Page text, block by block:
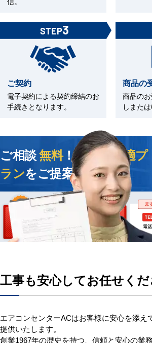
STEP3
ご契約
電子契約による契約締結のお
手続きとなります。
商品の
商品の
しまた
ご相談無料！今すぐ
最適プ
ランをご提案します
工事も安心してお任せく
エアコンセンターACはお客様に安心を添え
提供いたします。
創業1967年の歴史を持つ、信頼と安心の業